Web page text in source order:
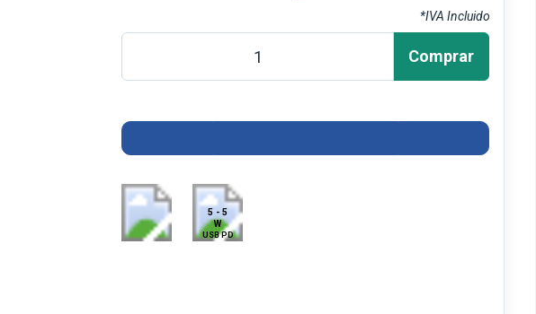
*IVA Incluido
Comprar
5 - 5
W
USB PD